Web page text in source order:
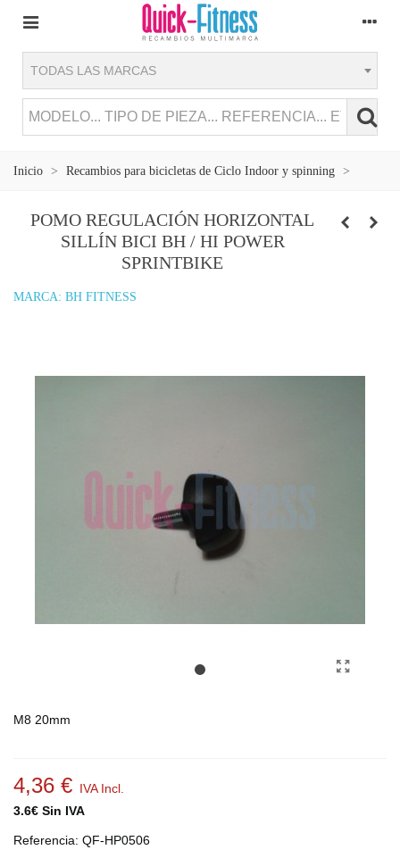
TODAS LAS MARCAS
Inicio > Recambios para bicicletas de Ciclo Indoor y spinning >
POMO REGULACIÓN HORIZONTAL
SILLÍN BICI BH / HI POWER
SPRINTBIKE
MARCA: BH FITNESS
M8 20mm
4,36 € IVA Incl.
3.6€ Sin IVA
Referencia: QF-HP0506